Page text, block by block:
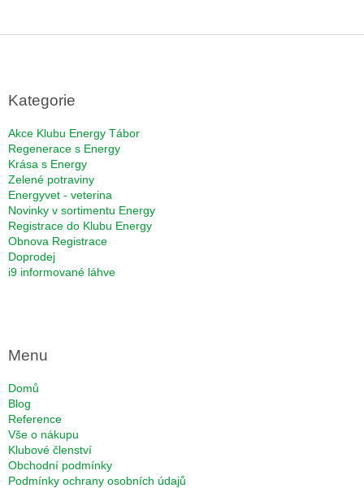
Kategorie
Akce Klubu Energy Tábor
Regenerace s Energy
Krása s Energy
Zelené potraviny
Energyvet - veterina
Novinky v sortimentu Energy
Registrace do Klubu Energy
Obnova Registrace
Doprodej
i9 informované láhve
Menu
Domů
Blog
Reference
Vše o nákupu
Klubové členství
Obchodní podmínky
Podmínky ochrany osobních údajů